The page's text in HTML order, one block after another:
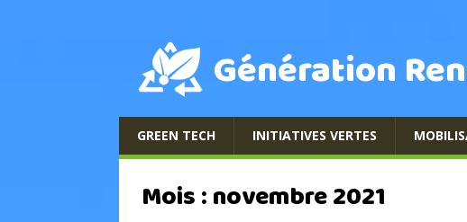
Génération
GREEN TECH INITIATIVES VERTES
Mois :novembre 2021